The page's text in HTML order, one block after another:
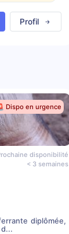
Profil
Dispo en urgence
disponibilité
< 3 semaines
diplômée,